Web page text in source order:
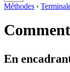
Méthodes ›
En